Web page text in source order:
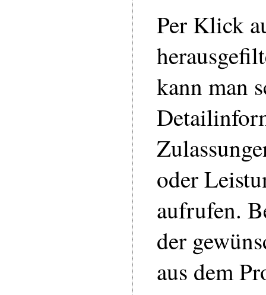
Per Klick
kann man
oder
aufrufen.
der
aus dem